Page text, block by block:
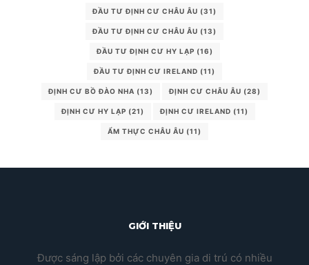
ĐẦU TƯ ĐỊNH CƯ CHÂU ÂU (31)
ĐẦU TƯ ĐỊNH CƯ CHÂU ÂU (13)
ĐẦU TƯ ĐỊNH CƯ HY LẠP (16)
ĐẦU TƯ ĐỊNH CƯ IRELAND (11)
ĐỊNH CƯ BỒ ĐÀO NHA (13) ĐỊNH CƯ CHÂU ÂU (28)
ĐỊNH CƯ HY LẠP (21) ĐỊNH CƯ IRELAND (11)
ẨM THỰC CHÂU ÂU (11)
GIỚI THIỆU
Được sáng lập bởi các chuyên gia di trú có nhiều